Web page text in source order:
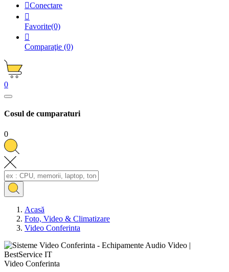
Conectare

Favorite(0)

Comparaţie (0)
0
Cosul de cumparaturi
0
Acasă
Foto, Video & Climatizare
Video Conferinta
Video Conferinta